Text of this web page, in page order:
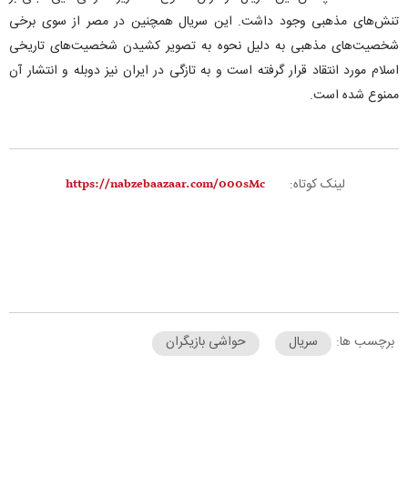
تنش‌های مذهبی وجود داشت. این سریال همچنین در مصر از سوی برخی
شخصیت‌های مذهبی به دلیل نحوه به تصویر کشیدن شخصیت‌های تاریخی
اسلام مورد انتقاد قرار گرفته است و به تازگی در ایران نیز دوبله و انتشار آن
ممنوع شده است.
لینک کوتاه:
برچسب ها: سریال حواشی بازیگران